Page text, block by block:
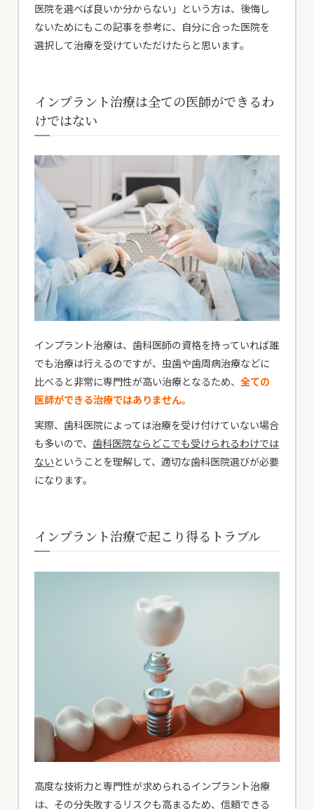
医院を選べば良いか分からない」という方は、後悔し
ないためにもこの記事を参考に、自分に合った医院を
選択して治療を受けていただけたらと思います。
インプラント治療は全ての医師ができるわ
けではない
インプラント治療は、歯科医師の資格を持っていれば誰
でも治療は行えるのですが、虫歯や歯周病治療などに
比べると非常に専門性が高い治療となるため、全ての
医師ができる治療ではありません。
実際、歯科医院によっては治療を受け付けていない場合
も多いので、歯科医院ならどこでも受けられるわけでは
ないということを理解して、適切な歯科医院選びが必要
になります。
インプラント治療で起こり得るトラブル
高度な技術力と専門性が求められるインプラント治療
は、その分失敗するリスクも高まるため、信頼できる
患者様専用電話
24時間初診専用WEB予約
患者様専用電話
24時間初診専用WEB予約